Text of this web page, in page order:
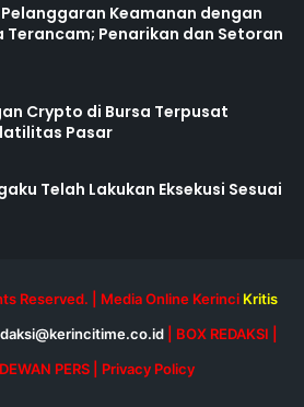
Keamanan dengan
Terancam; Penarikan dan Setoran
Crypto di Bursa Terpusat
Pasar
Telah Lakukan Eksekusi Sesuai
Reserved. | Media Online Kerinci Kritis
BOX REDAKSI
PERS
Privacy Policy